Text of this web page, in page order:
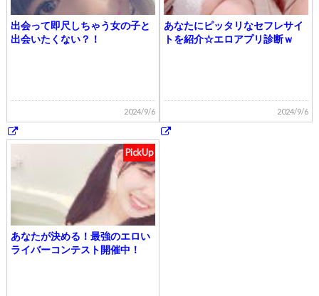
出会って即尺しちゃう女の子と
出会いたくない？！
2024/9/6
あなたにピッタリなセフレサイ
トを紹介☆エロアプリ診断ｗ
2024/9/6
PickUp
あなたが決める！最強のエロい
ライバーコンテスト開催中！